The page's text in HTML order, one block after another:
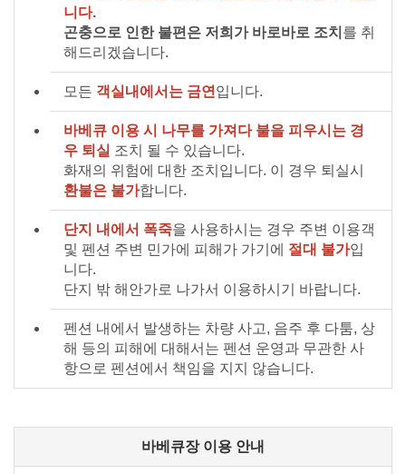
니다.
곤충으로 인한 불편은 저희가 바로바로 조치 를 취
해드리겠습니다.
모든 객실내에서는 금연 입니다.
바베큐 이용 시 나무를 가져다 불을 피우시는 경
우 퇴실 조치 될 수 있습니다.
화재의 위험에 대한 조치입니다. 이 경우 퇴실시
환불은 불가합니다.
단지 내에서 폭죽을 사용하시는 경우 주변 이용객
및 펜션 주변 민가에 피해가 가기에 절대 불가입
니다.
단지 밖 해안가로 나가서 이용하시기 바랍니다.
펜션 내에서 발생하는 차량 사고, 음주 후 다툼, 상
해 등의 피해에 대해서는 펜션 운영과 무관한 사
항으로 펜션에서 책임을 지지 않습니다.
바베큐장 이용 안내